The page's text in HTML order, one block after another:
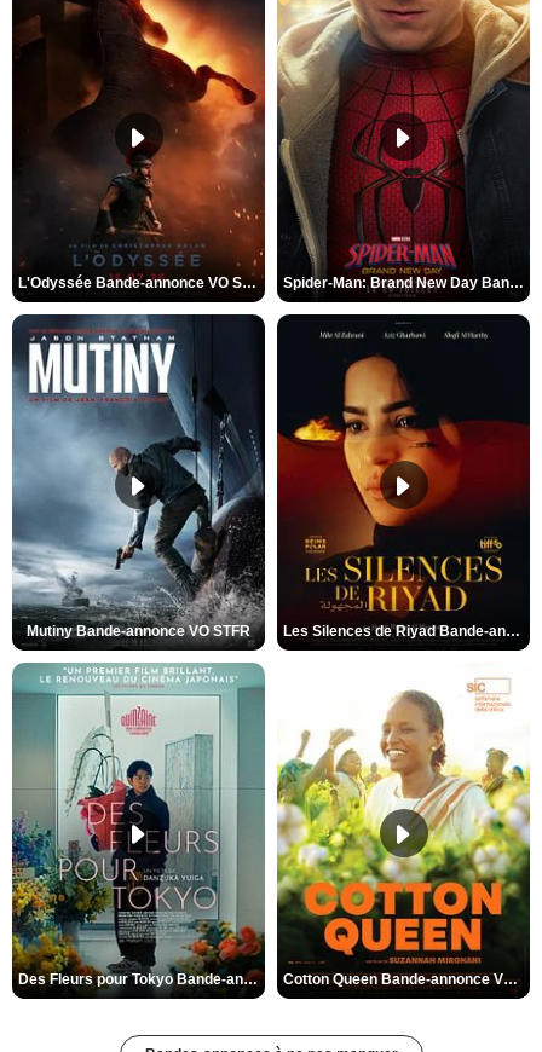
L'Odyssée Bande-annonce VO STFR Spider-Man: Brand New Day Bande-annonce VO STFR
Mutiny Bande-annonce VO STFR Les Silences de Riyad Bande-annonce VO STFR
Des Fleurs pour Tokyo Bande-annonce VO STFR Cotton Queen Bande-annonce VO STFR